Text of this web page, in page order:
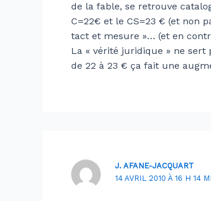
de la fable, se retrouve
C=22€ et le CS=23 € (et non
tact et mesure »… (et en
La « vérité juridique » ne sert
de 22 à 23 € ça fait une
J. AFANE-JACQUART
14 AVRIL 2010 À 16 H 14